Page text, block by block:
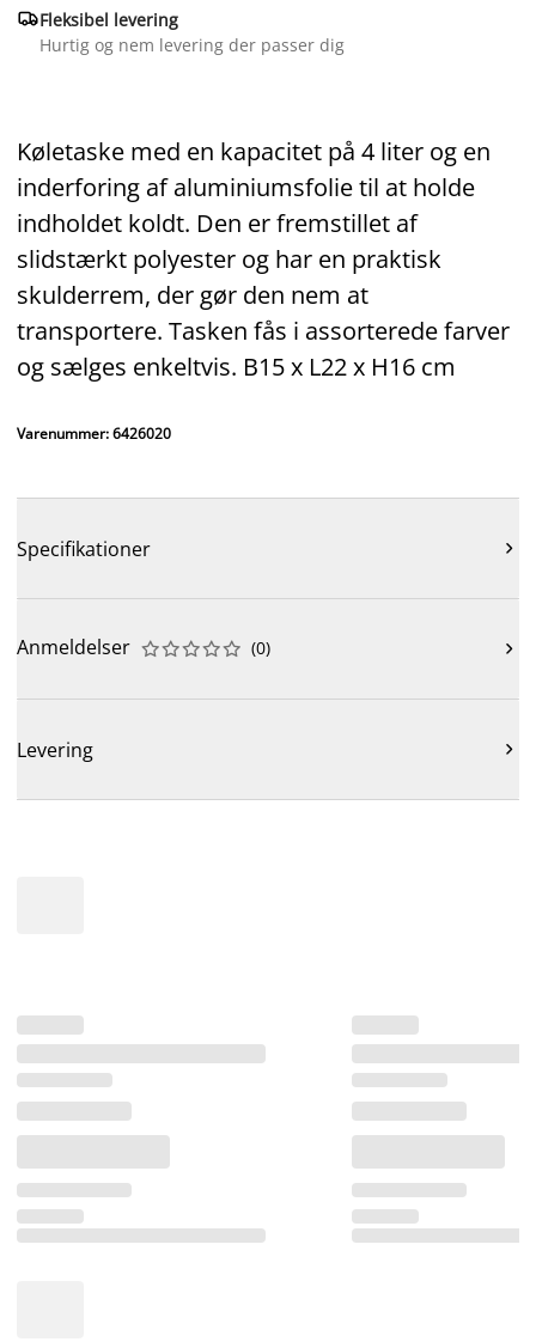
Fleksibel levering
Hurtig og nem levering der passer dig
Køletaske med en kapacitet på 4 liter og en
inderforing af aluminiumsfolie til at holde
indholdet koldt. Den er fremstillet af
slidstærkt polyester og har en praktisk
skulderrem, der gør den nem at
transportere. Tasken fås i assorterede farver
og sælges enkeltvis. B15 x L22 x H16 cm
Varenummer: 6426020
Specifikationer 
Anmeldelser 




 (0) 
Levering 